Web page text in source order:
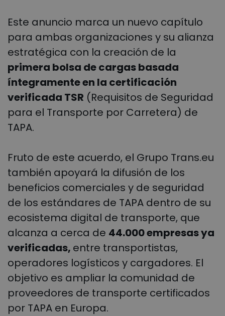
Este anuncio marca un nuevo capítulo
para ambas organizaciones y su alianza
estratégica con la creación de la
primera bolsa de cargas basada
íntegramente en la certificación
verificada TSR (Requisitos de Seguridad
para el Transporte por Carretera) de
TAPA.
Fruto de este acuerdo, el Grupo Trans.eu
también apoyará la difusión de los
beneficios comerciales y de seguridad
de los estándares de TAPA dentro de su
ecosistema digital de transporte, que
alcanza a cerca de 44.000 empresas ya
verificadas, entre transportistas,
operadores logísticos y cargadores. El
objetivo es ampliar la comunidad de
proveedores de transporte certificados
por TAPA en Europa.